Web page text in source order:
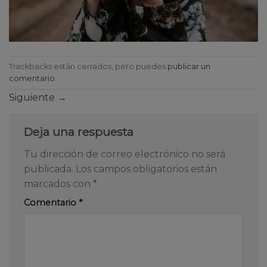
Trackbacks están cerrados, pero puedes publicar un
comentario
Siguiente →
Deja una respuesta
Tu dirección de correo electrónico no será
publicada. Los campos obligatorios están
marcados con *
Comentario *